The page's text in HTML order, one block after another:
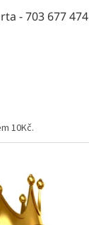
- 703 677 474
10Kč.